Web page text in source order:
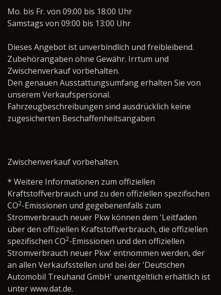
Mo. bis Fr. von 09:00 bis 18:00 Uhr
Samstags von 09:00 bis 13:00 Uhr
Dieses Angebot ist unverbindlich und freibleibend.
Zubehörangaben ohne Gewähr. Irrtum und
Zwischenverkauf vorbehalten.
Den genauen Ausstattungsumfang erhalten Sie von
unserem Verkaufspersonal.
Fahrzeugbeschreibungen sind ausdrücklich keine
zugesicherten Beschaffenheitsangaben
Zwischenverkauf vorbehalten.
* Weitere Informationen zum offiziellen
Kraftstoffverbrauch und zu den offiziellen spezifischen
CO2-Emissionen und gegebenenfalls zum
Stromverbrauch neuer Pkw können dem 'Leitfaden
über den offiziellen Kraftstoffverbrauch, die offiziellen
spezifischen CO2-Emissionen und den offiziellen
Stromverbrauch neuer Pkw' entnommen werden, der
an allen Verkaufsstellen und bei der 'Deutschen
Automobil Treuhand GmbH' unentgeltlich erhältlich ist
unter www.dat.de.